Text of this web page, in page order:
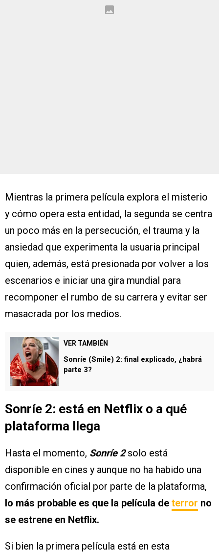
Mientras la primera película explora el misterio
y cómo opera esta entidad, la segunda se centra
un poco más en la persecución, el trauma y la
ansiedad que experimenta la usuaria principal
quien, además, está presionada por volver a los
escenarios e iniciar una gira mundial para
recomponer el rumbo de su carrera y evitar ser
masacrada por los medios.
VER TAMBIÉN
⁠Sonríe (Smile) 2: final explicado, ¿habrá
parte 3?
Sonríe 2: está en Netflix o a qué
plataforma llega
Hasta el momento, Sonríe 2solo está
disponible en cines y aunque no ha habido una
confirmación oficial por parte de la plataforma,
lo más probable es que la película de terror no
se estrene en Netflix.
Si bien la primera película está en esta